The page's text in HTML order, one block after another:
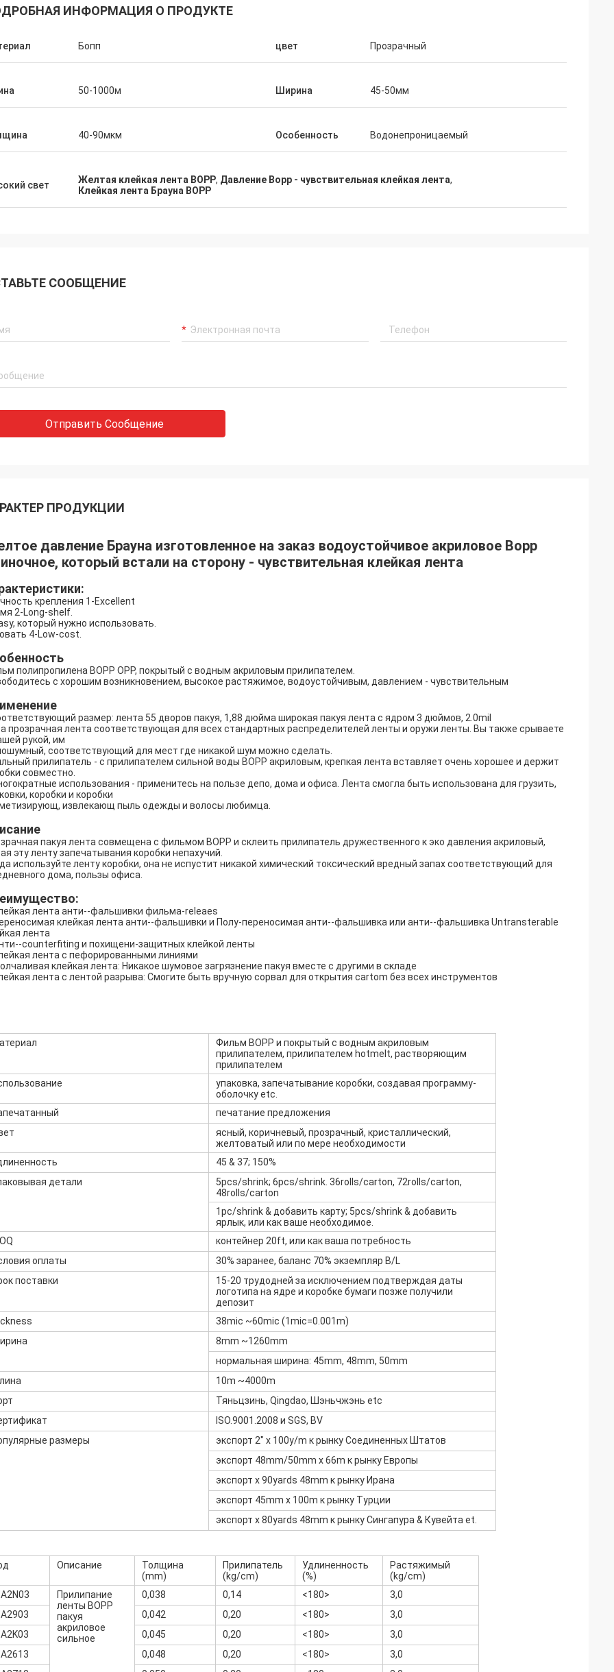
ИНФОРМАЦИЯ О ПРОДУКТЕ
Бопп цвет Прозрачный
50-1000м Ширина 45-50мм
40-90мкм Особенность Водонепроницаемый
свет Желтая клейкая лента BOPP, Давление Bopp - чувствительная клейкая лента,
Клейкая лента Брауна BOPP
СООБЩЕНИЕ
Отправить Сообщение
ПРОДУКЦИИ
давление Брауна изготовленное на заказ водоустойчивое акриловое Bopp
который встали на сторону - чувствительная клейкая лента
крепления 1-Excellent
2-Long-shelf.
который нужно использовать.
4-Low-cost.
полипропилена BOPP OPP, покрытый с водным акриловым прилипателем.
с хорошим возникновением, высокое растяжимое, водоустойчивым, давлением - чувствительным
размер: лента 55 дворов пакуя, 1,88 дюйма широкая пакуя лента с ядром 3 дюймов, 2.0mil
прозрачная лента соответствующая для всех стандартных распределителей ленты и оружи ленты. Вы также срываете
рукой, им
соответствующий для мест где никакой шум можно сделать.
прилипатель - с прилипателем сильной воды BOPP акриловым, крепкая лента вставляет очень хорошее и держит
совместно.
использования - применитесь на пользе депо, дома и офиса. Лента смогла быть использована для грузить,
коробки и коробки
извлекающ пыль одежды и волосы любимца.
пакуя лента совмещена с фильмом BOPP и склеить прилипатель дружественного к эко давления акриловый,
эту ленту запечатывания коробки непахучий.
используйте ленту коробки, она не испустит никакой химический токсический вредный запах соответствующий для
дома, пользы офиса.
лента анти--фальшивки фильма-releaes
клейкая лента анти--фальшивки и Полу-переносимая анти--фальшивка или анти--фальшивка Untransterable
лента
counterfiting и похищени-защитных клейкой ленты
лента с пефорированными линиями
клейкая лента: Никакое шумовое загрязнение пакуя вместе с другими в складе
лента с лентой разрыва: Смогите быть вручную сорвал для открытия cartom без всех инструментов
Фильм BOPP и покрытый с водным акриловым
прилипателем, прилипателем hotmelt, растворяющим
прилипателем
упаковка, запечатывание коробки, создавая программу-
оболочку etc.
печатание предложения
ясный, коричневый, прозрачный, кристаллический,
желтоватый или по мере необходимости
45 & 37; 150%
детали
5pcs/shrink; 6pcs/shrink. 36rolls/carton, 72rolls/carton,
48rolls/carton
1pc/shrink & добавить карту; 5pcs/shrink & добавить
ярлык, или как ваше необходимое.
контейнер 20ft, или как ваша потребность
оплаты
30% заранее, баланс 70% экземпляр B/L
поставки
15-20 трудодней за исключением подтверждая даты
логотипа на ядре и коробке бумаги позже получили
депозит
38mic ~60mic (1mic=0.001m)
8mm ~1260mm
нормальная ширина: 45mm, 48mm, 50mm
10m ~4000m
Тяньцзинь, Qingdao, Шэньчжэнь etc
ISO.9001.2008 и SGS, BV
размеры
экспорт 2" x 100y/m к рынку Соединенных Штатов
экспорт 48mm/50mm x 66m к рынку Европы
экспорт x 90yards 48mm к рынку Ирана
экспорт 45mm x 100m к рынку Турции
экспорт x 80yards 48mm к рынку Сингапура & Кувейта et.
Описание
Толщина
(mm)
Прилипатель
(kg/cm)
Удлиненность
(%)
Растяжимый
(kg/cm)
Прилипание
ленты BOPP
пакуя
акриловое
сильное
0,038 0,14 <180>
3,0
0,042 0,20 <180>
3,0
0,045 0,20 <180>
3,0
0,048 0,20 <180>
3,0